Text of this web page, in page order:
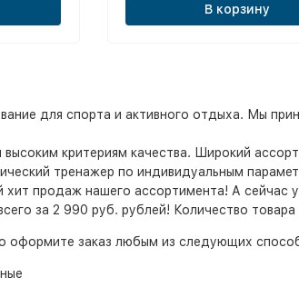
В корзину
для спорта и активного отдыха. Мы
критериям качества. Широкий
тренажер по индивидуальным
продаж нашего ассортимента! А сейчас
за 2 990 руб. рублей! Количество
оформите заказ любым из следующих